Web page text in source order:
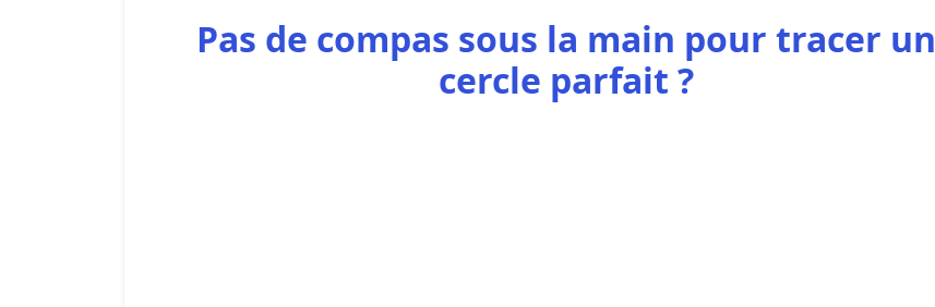
Pas de compas sous la main pour tracer un
cercle parfait ?